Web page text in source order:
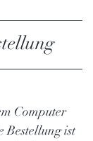
Computer
Bestellung ist